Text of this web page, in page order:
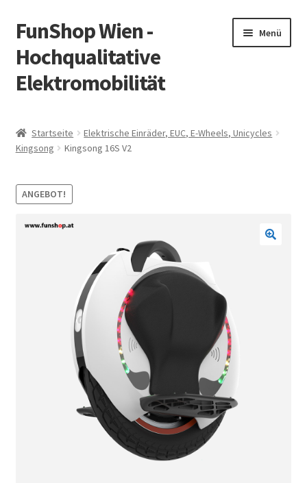
Zur
Navigation
springen
Zum
Inhalt
springen
FunShop Wien -
Hochqualitative
Elektromobilität
Menü
Informationen zur Rechtslage in Österreich
Vorsicht Internetbetrug
Über FunShop
öffnen
Zum Onlineshop in der Web Version
Startseite
Elektrische Einräder, EUC, E-Wheels, Unicycles
Kingsong
Kingsong 16S V2
ANGEBOT!